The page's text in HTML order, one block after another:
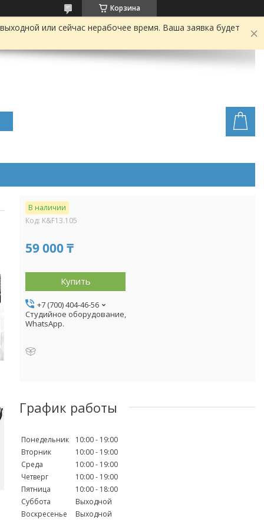
Корзина
или сейчас нерабочее время. Ваша заявка будет
В наличии
Код: K&F13.105
59 000 ₸
Купить
+7 (700) 404-46-56
Студийное оборудование,
WhatsApp.
График работы
Понедельник 10:00
19:00
Вторник
10:00
19:00
Среда
10:00
19:00
Четверг
10:00
19:00
Пятница
10:00
18:00
Суббота
Выходной
Воскресенье
Выходной